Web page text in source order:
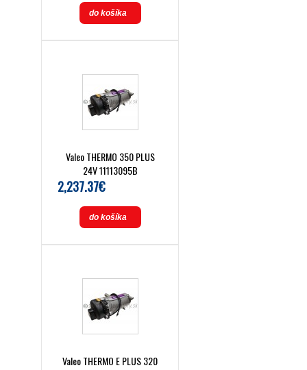
do košíka
Valeo THERMO 350 PLUS
24V 11113095B
2,237.37€
do košíka
Valeo THERMO E PLUS 320